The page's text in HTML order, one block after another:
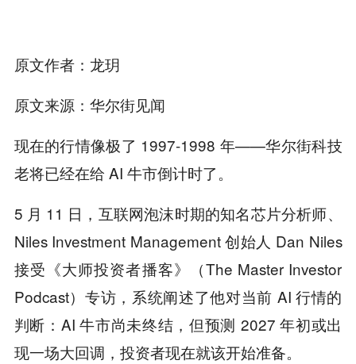
原文作者：龙玥
原文来源：华尔街见闻
现在的行情像极了 1997-1998 年——华尔街科技
老将已经在给 AI 牛市倒计时了。
5 月 11 日，互联网泡沫时期的知名芯片分析师、
Niles Investment Management 创始人 Dan Niles
接受《大师投资者播客》（The Master Investor
Podcast）专访，系统阐述了他对当前 AI 行情的
判断：AI 牛市尚未终结，但预测 2027 年初或出
现一场大回调，投资者现在就该开始准备。